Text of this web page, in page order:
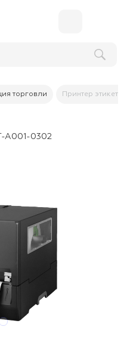
торговли Принтер этикеток
A001-0302